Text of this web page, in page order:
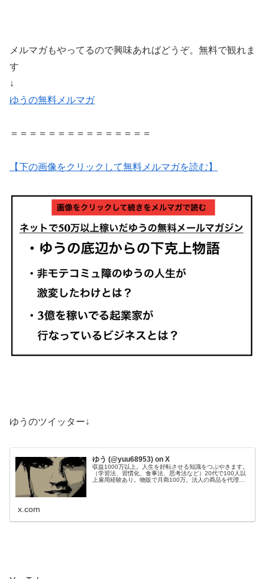
メルマガもやってるので興味あればどうぞ。無料で観れま
す
↓
ゆうの無料メルマガ
＝＝＝＝＝＝＝＝＝＝＝＝＝＝＝
【下の画像をクリックして無料メルマガを読む】
ゆうのツイッター↓
ゆう (@yuu68953) on X
収益1000万以上。人生を好転させる知識をつぶやきます。
（学習法、習慣化、食事法、思考法など）20代で100人以
上雇用経験あり。物販で月商100万。法人の商品を代理販
x.com